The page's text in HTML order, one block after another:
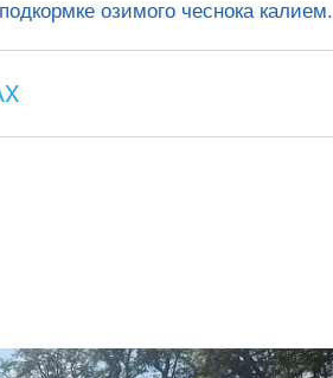
озимого чеснока калием.